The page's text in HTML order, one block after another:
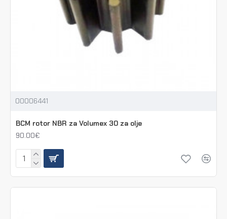
00006441
BCM rotor NBR za Volumex 30 za olje
90.00€